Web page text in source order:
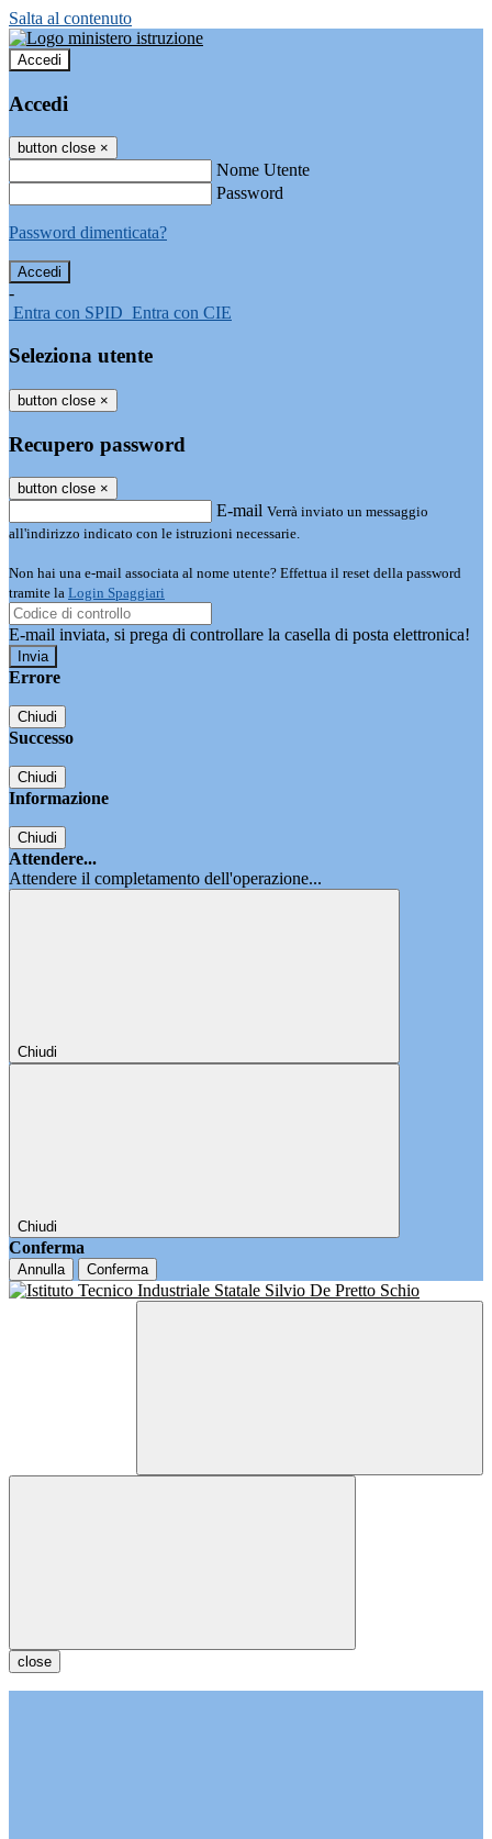
Salta al contenuto
Accedi
Accedi
button close ×
Nome Utente
Password
Password dimenticata?
-
Entra con SPID Entra con CIE
Seleziona utente
button close ×
Recupero password
button close ×
E-mail Verrà inviato un messaggio
all'indirizzo indicato con le istruzioni necessarie.
Non hai una e-mail associata al nome utente? Effettua il reset della password
tramite la Login Spaggiari
E-mail inviata, si prega di controllare la casella di posta elettronica!
Errore
Chiudi
Successo
Chiudi
Informazione
Chiudi
Attendere...
Attendere il completamento dell'operazione...
Chiudi
Chiudi
Conferma
Annulla Conferma
close